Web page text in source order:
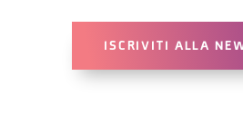
ISCRIVITI ALLA